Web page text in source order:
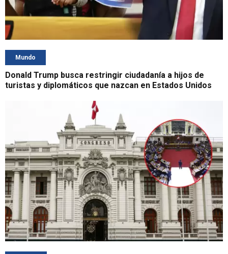
Mundo
Donald Trump busca restringir ciudadanía a hijos de
turistas y diplomáticos que nazcan en Estados Unidos